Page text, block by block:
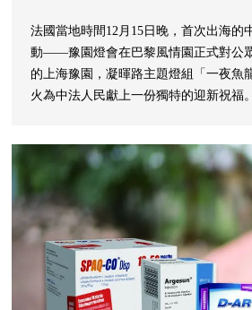
法國當地時間12月15日晚，首次出海的
動——豫園燈會在巴黎風情園正式對公
的上海豫園，凝暉路主題燈組「一夜魚
火為中法人民獻上一份獨特的迎新祝福
個品牌舉辦上千場活動，以「在一起過
國、法國、美國、葡萄